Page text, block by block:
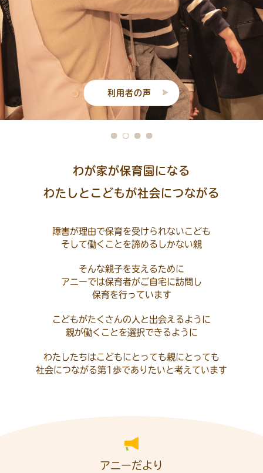
利用者の声
わが家が保育園になる
わたしとこどもが社会につながる
障害が理由で保育を受けられないこども
そして働くことを諦めるしかない親
そんな親子を支えるために
アニーでは保育者がご自宅に訪問し
保育を行っています
こどもがたくさんの人と出会えるように
親が働くことを選択できるように
わたしたちはこどもにとっても親にとっても
社会につながる第1歩でありたいと考えています
アニーだより